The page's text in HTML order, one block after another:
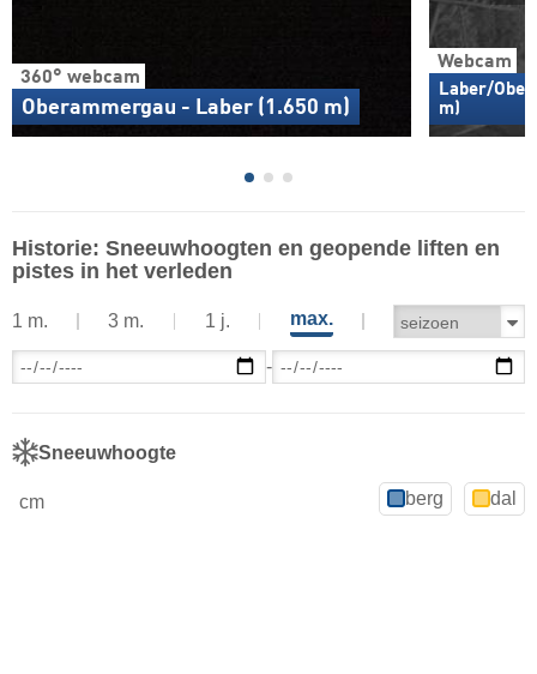
360° webcam
Oberammergau - Laber (1.650 m)
Webcam
Laber/
m)
Historie: Sneeuwhoogten en geopende liften en
pistes in het verleden
1 m. 3 m. 1 j. max.
-
Sneeuwhoogte
cm berg dal